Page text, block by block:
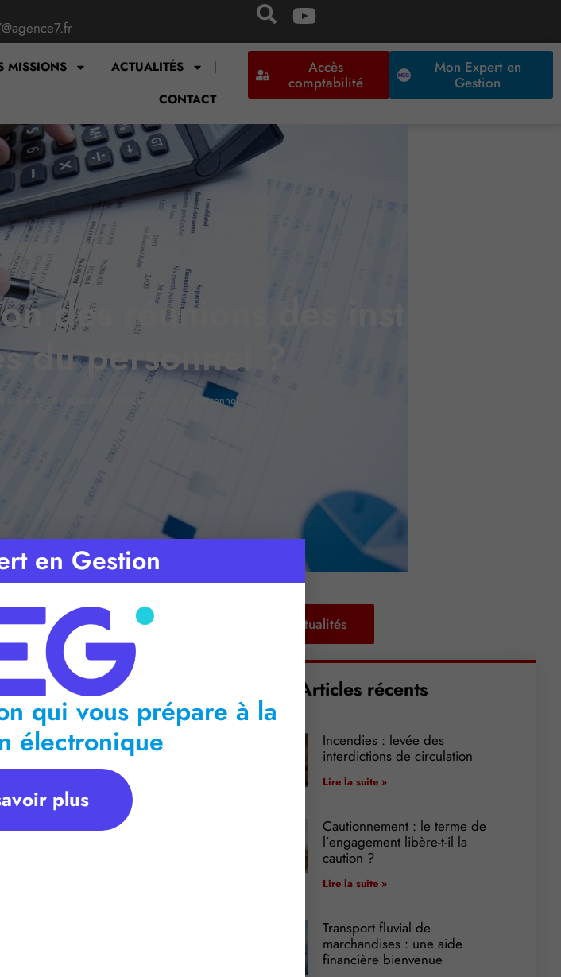
MISSIONS
ACTUALITÉS
CONTACT
Accès
comptabilité
Mon Expert en
Gestion
des réunions des institutions
du personnel ?
des institutions représentatives du personnel ?
Retour aux actualités
Articles récents
Incendies : levée des
interdictions de circulation
Lire la suite »
Cautionnement : le terme de
l’engagement libère-t-il la
caution ?
Lire la suite »
Transport fluvial de
marchandises : une aide
financière bienvenue
en Gestion
qui vous prépare à la
électronique
plus